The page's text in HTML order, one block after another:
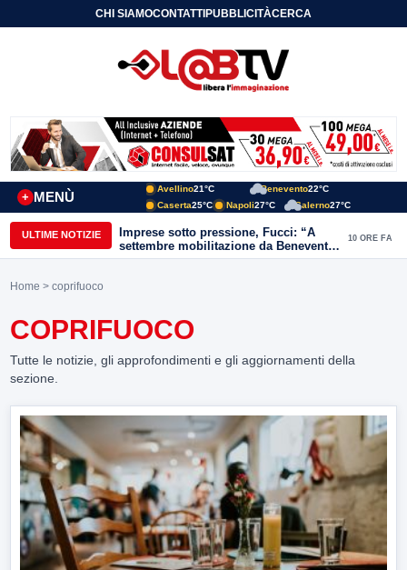
CHI SIAMOCONTATTIPUBBLICITÀCERCA
MENÙ
+
Avellino21°C Benevento22°C
Caserta25°C Napoli27°C Salerno27°C
ULTIME NOTIZIE
Imprese sotto pressione, Fucci: “A
settembre mobilitazione da Benevento
e Avellino”
10 ORE FA
Home > coprifuoco
COPRIFUOCO
Tutte le notizie, gli approfondimenti e gli aggiornamenti della
sezione.